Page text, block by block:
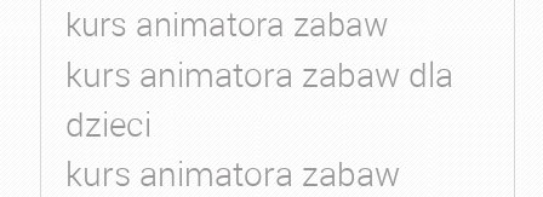
kurs animatora zabaw
kurs animatora zabaw dla
dzieci
kurs animatora zabaw